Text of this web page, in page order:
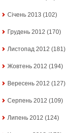
Січень 2013 (102)
Грудень 2012 (170)
Листопад 2012 (181)
Жовтень 2012 (194)
Вересень 2012 (127)
Серпень 2012 (109)
Липень 2012 (124)